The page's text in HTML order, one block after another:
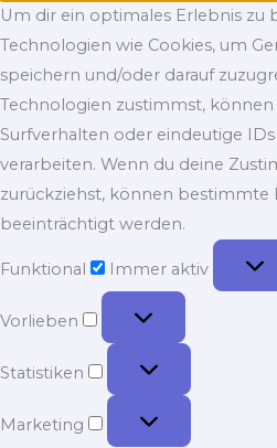
Um dir ein optimales Erlebnis zu
Technologien wie Cookies, um
speichern und/oder darauf
Technologien zustimmst,
Surfverhalten oder eindeutige
verarbeiten. Wenn du deine
zurückziehst, können
beeinträchtigt werden.
Funktional
Immer aktiv
Vorlieben
Vorlieben
Statistiken
Statistiken
Marketing
Marketing